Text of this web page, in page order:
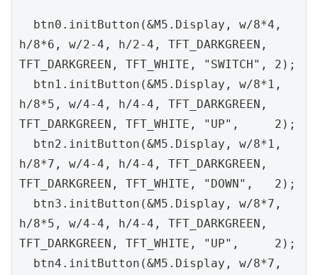
h/8*6, w/2-4, h/2-4, TFT_DARKGREEN,
TFT_DARKGREEN, TFT_WHITE, "SWITCH", 2);
h/8*5, w/4-4, h/4-4, TFT_DARKGREEN,
TFT_DARKGREEN, TFT_WHITE, "UP",     2);
h/8*7, w/4-4, h/4-4, TFT_DARKGREEN,
TFT_DARKGREEN, TFT_WHITE, "DOWN",   2);
h/8*5, w/4-4, h/4-4, TFT_DARKGREEN,
TFT_DARKGREEN, TFT_WHITE, "UP",     2);